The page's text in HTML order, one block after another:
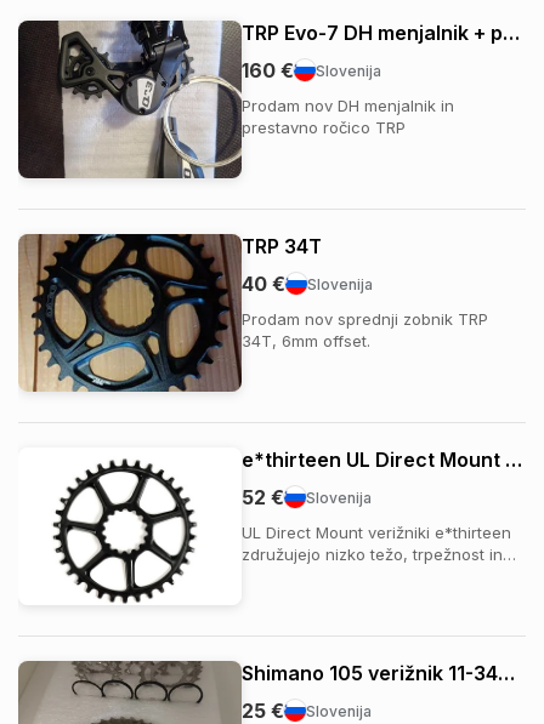
(patentirana dvodelna konstrukcija)
je kaseta lah...
TRP Evo-7 DH menjalnik + prestavna ročica
Slovenija
160 €
Prodam nov DH menjalnik in
prestavno ročico TRP
TRP 34T
Slovenija
40 €
Prodam nov sprednji zobnik TRP
34T, 6mm offset.
e*thirteen UL Direct Mount verižnik
Slovenija
52 €
UL Direct Mount verižniki e*thirteen
združujejo nizko težo, trpežnost in
prefinjenim dizajnom krakov in
natančno CNC obdelavo, ki
zmanjšuje težo, ne da ...
Shimano 105 verižnik 11-34T 12s
Slovenija
25 €